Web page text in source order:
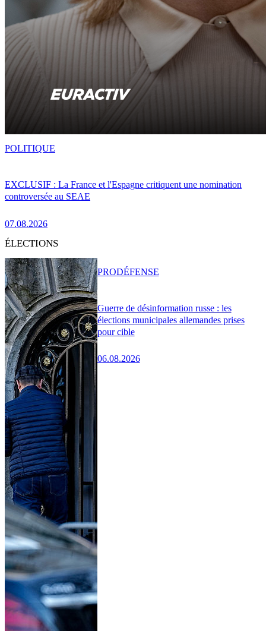
EXCLUSIF : La France et l'Espagne critiquent une nomination
controversée au SEAE
07.08.2026
POLITIQUE
ÉLECTIONS
Guerre de désinformation russe : les
élections municipales allemandes prises
pour cible
06.08.2026
PRODÉFENSE